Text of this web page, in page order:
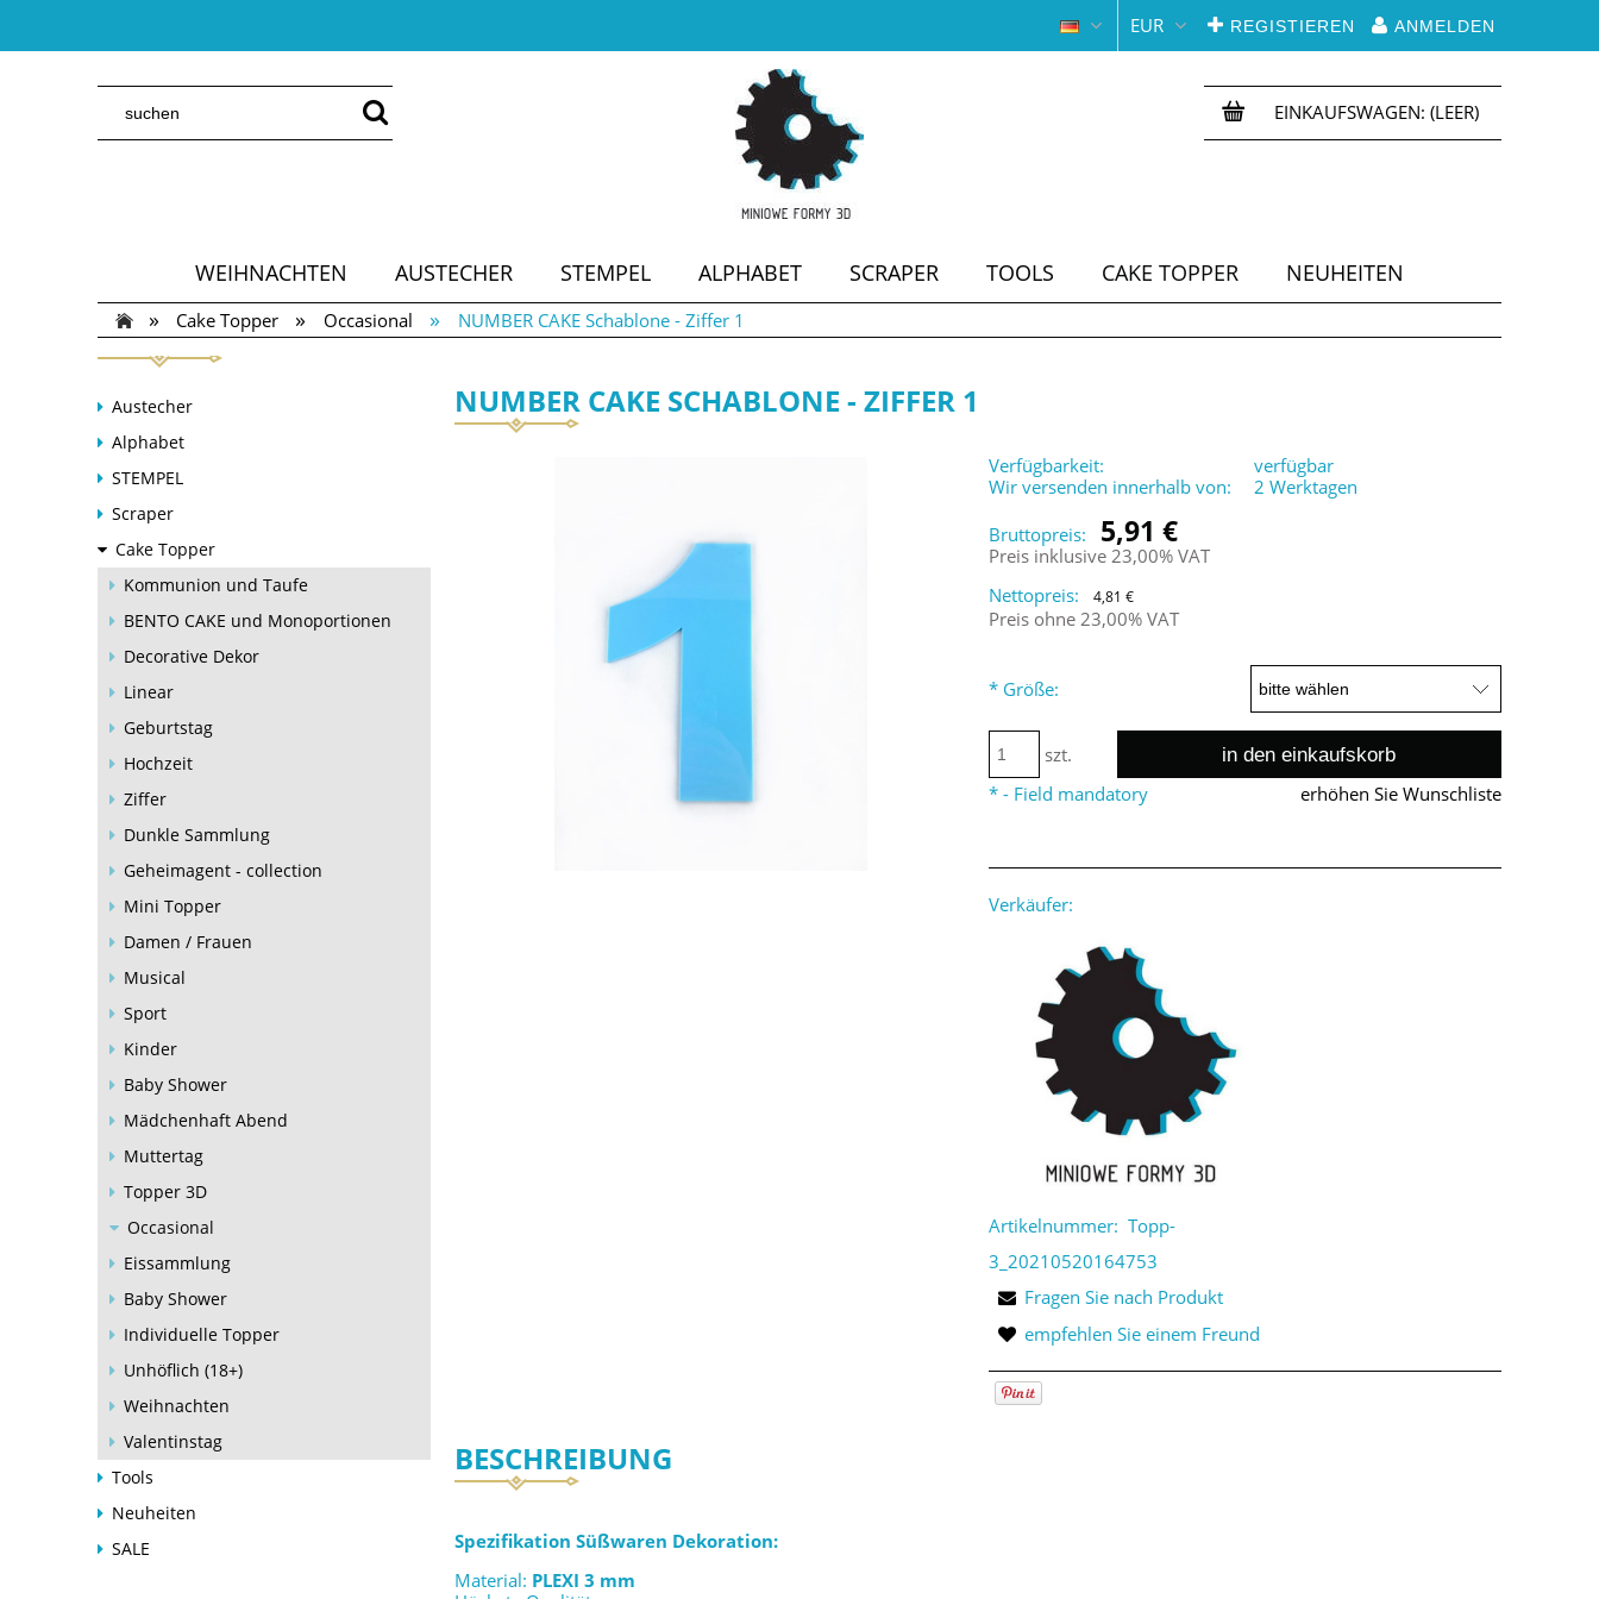
REGISTIEREN ANMELDEN
EUR
EINKAUFSWAGEN: (LEER)
WEIHNACHTEN AUSTECHER STEMPEL ALPHABET SCRAPER TOOLS CAKE TOPPER NEUHEITEN
SALE
» Cake Topper » Occasional » NUMBER CAKE Schablone - Ziffer 1
Austecher
Alphabet
STEMPEL
Scraper
Cake Topper
Kommunion und Taufe
BENTO CAKE und Monoportionen
Decorative Dekor
Linear
Geburtstag
Hochzeit
Ziffer
Dunkle Sammlung
Geheimagent - collection
Mini Topper
Damen / Frauen
Musical
Sport
Kinder
Baby Shower
Mädchenhaft Abend
Muttertag
Topper 3D
Occasional
Eissammlung
Baby Shower
Individuelle Topper
Unhöflich (18+)
Weihnachten
Valentinstag
Tools
Neuheiten
SALE
NUMBER CAKE SCHABLONE - ZIFFER 1
Verfügbarkeit:
verfügbar
Wir versenden innerhalb von:
2 Werktagen
Bruttopreis:
5,91 €
Preis inklusive 23,00% VAT
Nettopreis:
4,81 €
Preis ohne 23,00% VAT
* Größe:
szt.
in den einkaufskorb
erhöhen Sie Wunschliste
* - Field mandatory
Verkäufer:
Artikelnummer: Topp-
3_20210520164753
Fragen Sie nach Produkt
empfehlen Sie einem Freund
BESCHREIBUNG
Spezifikation Süßwaren Dekoration:
Material: PLEXI 3 mm